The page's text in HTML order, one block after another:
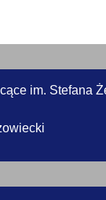
im. Stefana